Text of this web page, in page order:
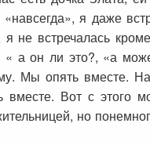
я даже
встречалась
« а он ли это?, «а
Мы опять вместе.
вместе. Вот с этого
но